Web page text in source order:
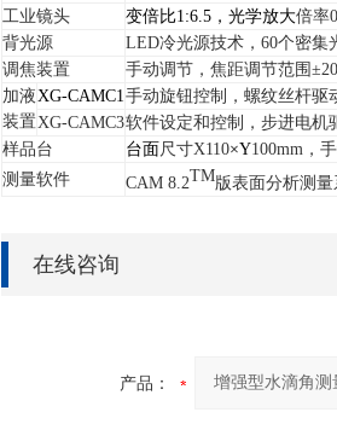
工业镜头
变倍比1:6.5，光学放大倍率
背光源
LED冷光源技术，60个密集
调焦装置
手动调节，焦距调节范围
加液
装置
XG-CAMC1手动旋钮控制，螺纹丝杆驱
XG-CAMC3软件设定和控制，步进电机
样品台
台面 尺寸X110×Y100mm，
测量软件
CAM 8.2TM版表面分析测量
在线咨询
产品：